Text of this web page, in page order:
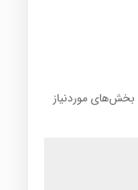
بخش‌های موردنیاز